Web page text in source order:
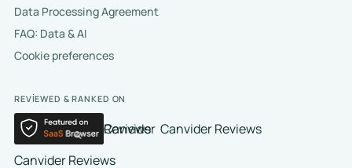
Data Processing Agreement
FAQ: Data & AI
Cookie preferences
REVIEWED & RANKED ON
Canvider Reviews Canvider Reviews
Canvider Reviews